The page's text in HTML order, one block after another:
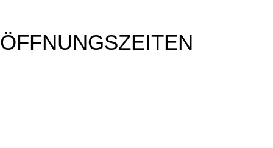
ÖFFNUNGSZEITEN